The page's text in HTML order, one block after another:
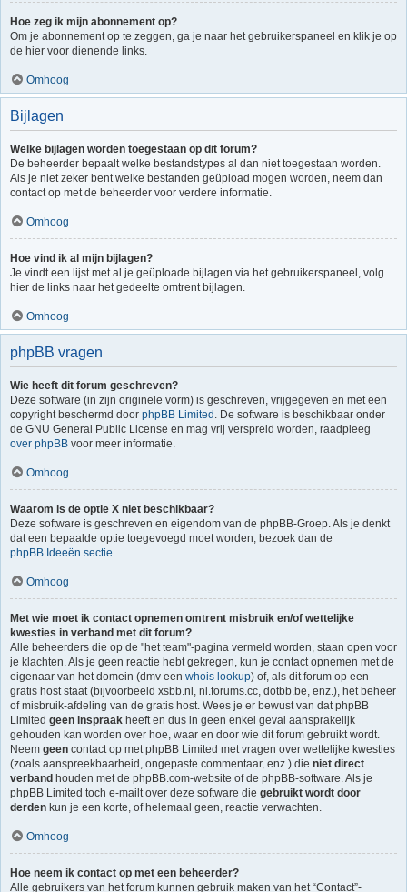
Hoe zeg ik mijn abonnement op?
Om je abonnement op te zeggen, ga je naar het gebruikerspaneel en klik je op
de hier voor dienende links.
Omhoog
Bijlagen
Welke bijlagen worden toegestaan op dit forum?
De beheerder bepaalt welke bestandstypes al dan niet toegestaan worden.
Als je niet zeker bent welke bestanden geüpload mogen worden, neem dan
contact op met de beheerder voor verdere informatie.
Omhoog
Hoe vind ik al mijn bijlagen?
Je vindt een lijst met al je geüploade bijlagen via het gebruikerspaneel, volg
hier de links naar het gedeelte omtrent bijlagen.
Omhoog
phpBB vragen
Wie heeft dit forum geschreven?
Deze software (in zijn originele vorm) is geschreven, vrijgegeven en met een
copyright beschermd door phpBB Limited . De software is beschikbaar onder
de GNU General Public License en mag vrij verspreid worden, raadpleeg
over phpBB voor meer informatie.
Omhoog
Waarom is de optie X niet beschikbaar?
Deze software is geschreven en eigendom van de phpBB-Groep. Als je denkt
dat een bepaalde optie toegevoegd moet worden, bezoek dan de
phpBB Ideeën sectie.
Omhoog
Met wie moet ik contact opnemen omtrent misbruik en/of wettelijke
kwesties in verband met dit forum?
Alle beheerders die op de "het team"-pagina vermeld worden, staan open voor
je klachten. Als je geen reactie hebt gekregen, kun je contact opnemen met de
eigenaar van het domein (dmv een whois lookup) of, als dit forum op een
gratis host staat (bijvoorbeeld xsbb.nl, nl.forums.cc, dotbb.be, enz.), het beheer
of misbruik-afdeling van de gratis host. Wees je er bewust van dat phpBB
Limited geen inspraak heeft en dus in geen enkel geval aansprakelijk
gehouden kan worden over hoe, waar en door wie dit forum gebruikt wordt.
Neem geen contact op met phpBB Limited met vragen over wettelijke kwesties
(zoals aanspreekbaarheid, ongepaste commentaar, enz.) die niet direct
verband houden met de phpBB.com-website of de phpBB-software. Als je
phpBB Limited toch e-mailt over deze software die gebruikt wordt door
derden kun je een korte, of helemaal geen, reactie verwachten.
Omhoog
Hoe neem ik contact op met een beheerder?
Alle gebruikers van het forum kunnen gebruik maken van het “Contact”-